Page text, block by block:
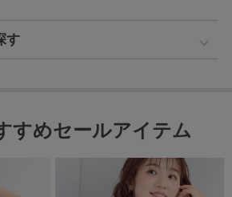
す
すめセールアイテム